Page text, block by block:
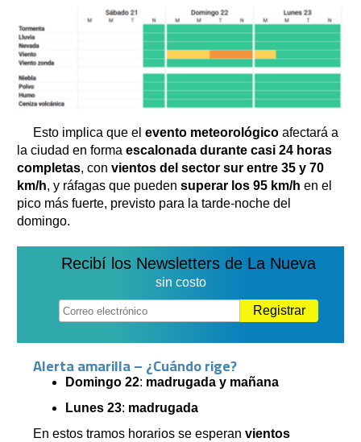
Esto implica que el evento meteorológico afectará a
la ciudad en forma escalonada durante casi 24 horas
completas, con vientos del sector sur entre 35 y 70
km/h, y ráfagas que pueden superar los 95 km/h en el
pico más fuerte, previsto para la tarde-noche del
domingo.
Recibí los Newsletters de La Nueva
sin costo
Registrar
Alerta amarilla – ¿Cuándo rige?
Domingo 22: madrugada y mañana
Lunes 23: madrugada
En estos tramos horarios se esperan vientos